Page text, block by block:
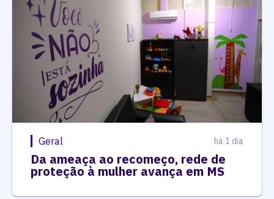
Geral há 1 dia
Da ameaça ao recomeço, rede de
proteção à mulher avança em MS